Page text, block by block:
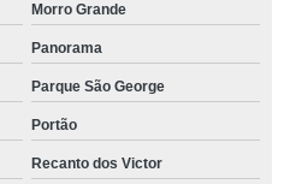
Morro Grande
Panorama
Parque São George
Portão
Recanto dos Victor